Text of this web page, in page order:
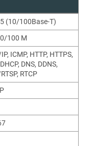
(10/100Base-T)
100 M
, ICMP, HTTP, HTTPS,
DHCP, DNS, DDNS,
, RTCP